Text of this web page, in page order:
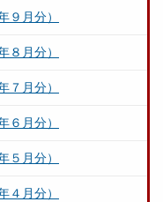
９月分）
８月分）
７月分）
６月分）
５月分）
４月分）